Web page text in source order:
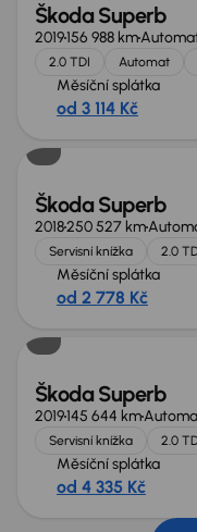
Škoda Superb
2019156 988 km
2.0 TDI Automat
Měsíční splátka
od 3 114 Kč
Škoda Superb
2018250 527 km
Servisní knížka 2.0
Měsíční splátka
od 2 778 Kč
Zlevněno o 15 000 Kč
Škoda Superb
2019145 644 km
Servisní knížka 2.0
Měsíční splátka
od 4 335 Kč